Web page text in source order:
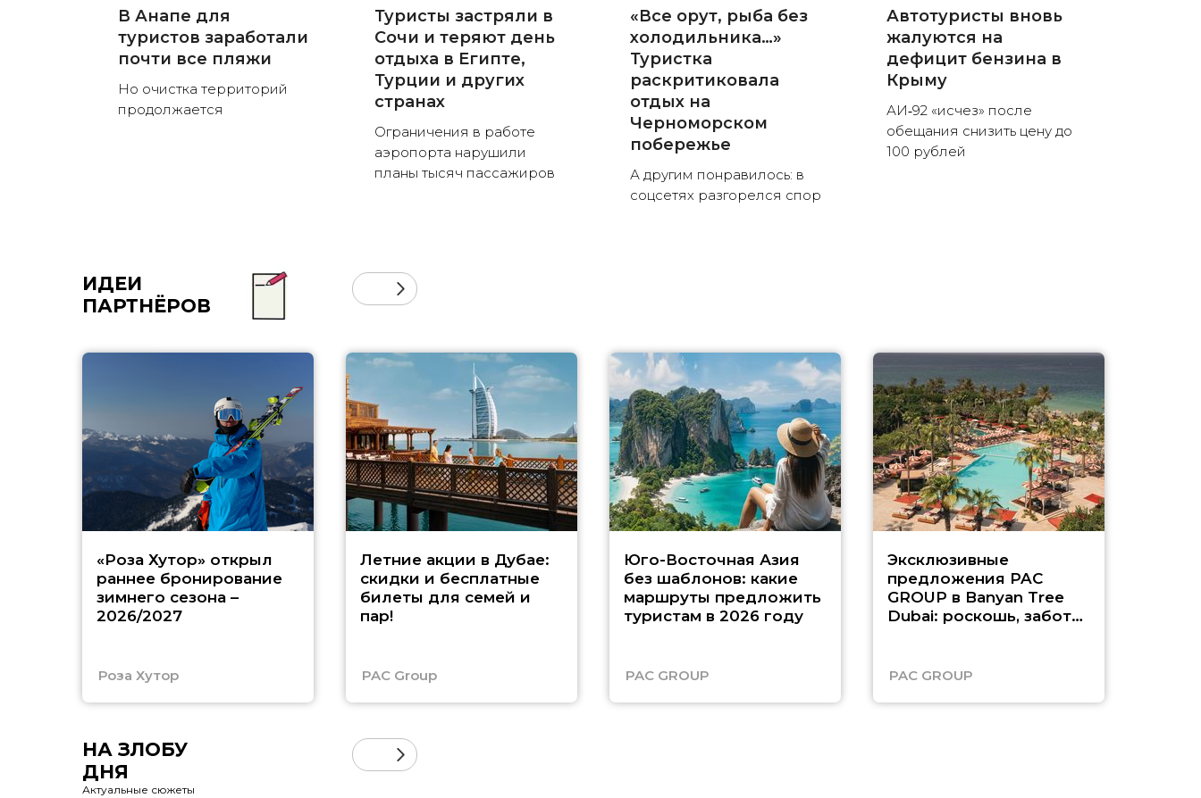
В Анапе для
туристов заработали
почти все пляжи
Но очистка территорий
продолжается
Туристы застряли в
Сочи и теряют день
отдыха в Египте,
Турции и других
странах
Ограничения в работе
аэропорта нарушили
планы тысяч пассажиров
«Все орут, рыба без
холодильника…»
Туристка
раскритиковала
отдых на
Черноморском
побережье
А другим понравилось: в
соцсетях разгорелся спор
Автотуристы вновь
жалуются на
дефицит бензина в
Крыму
АИ‑92 «исчез» после
обещания снизить цену до
100 рублей
ИДЕИ
ПАРТНЁРОВ
«Роза Хутор» открыл
раннее бронирование
зимнего сезона –
2026/2027
Роза Хутор
Летние акции в Дубае:
скидки и бесплатные
билеты для семей и
пар!
PAC Group
Юго-Восточная Азия
без шаблонов: какие
маршруты предложить
туристам в 2026 году
PAC GROUP
Эксклюзивные
предложения PAC
GROUP в Banyan Tree
Dubai: роскошь, забота
PAC GROUP
НА ЗЛОБУ
ДНЯ
Актуальные сюжеты